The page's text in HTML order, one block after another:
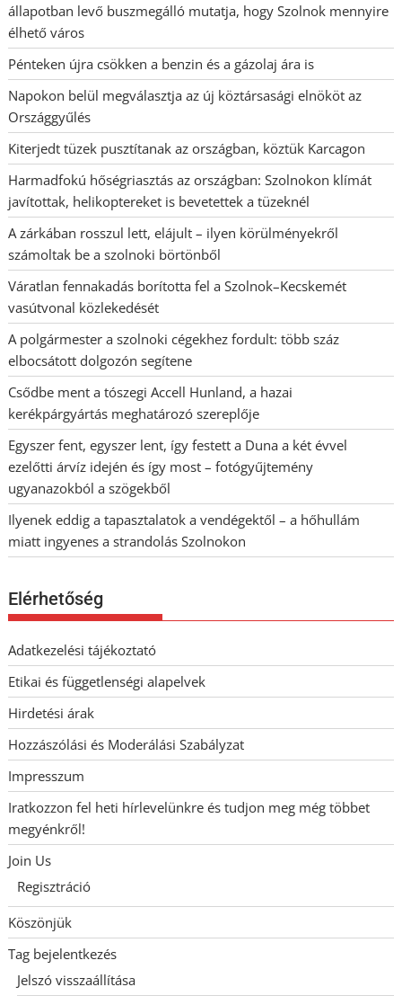
állapotban levő buszmegálló mutatja, hogy Szolnok mennyire
élhető város
Pénteken újra csökken a benzin és a gázolaj ára is
Napokon belül megválasztja az új köztársasági elnököt az
Országgyűlés
Kiterjedt tüzek pusztítanak az országban, köztük Karcagon
Harmadfokú hőségriasztás az országban: Szolnokon klímát
javítottak, helikoptereket is bevetettek a tüzeknél
A zárkában rosszul lett, elájult – ilyen körülményekről
számoltak be a szolnoki börtönből
Váratlan fennakadás borította fel a Szolnok–Kecskemét
vasútvonal közlekedését
A polgármester a szolnoki cégekhez fordult: több száz
elbocsátott dolgozón segítene
Csődbe ment a tószegi Accell Hunland, a hazai
kerékpárgyártás meghatározó szereplője
Egyszer fent, egyszer lent, így festett a Duna a két évvel
ezelőtti árvíz idején és így most – fotógyűjtemény
ugyanazokból a szögekből
Ilyenek eddig a tapasztalatok a vendégektől – a hőhullám
miatt ingyenes a strandolás Szolnokon
Elérhetőség
Adatkezelési tájékoztató
Etikai és függetlenségi alapelvek
Hirdetési árak
Hozzászólási és Moderálási Szabályzat
Impresszum
Iratkozzon fel heti hírlevelünkre és tudjon meg még többet
megyénkről!
Join Us
Regisztráció
Köszönjük
Tag bejelentkezés
Jelszó visszaállítása